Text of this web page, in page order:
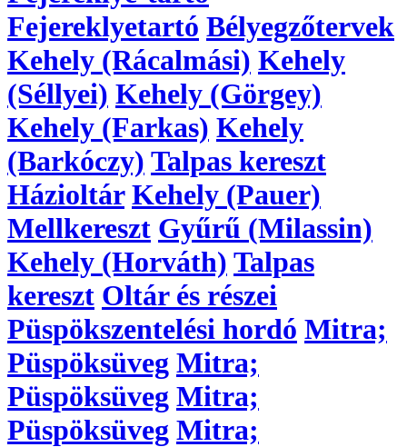
Fejereklyetartó Bélyegzőtervek
Kehely (Rácalmási) Kehely
(Séllyei) Kehely (Görgey)
Kehely (Farkas) Kehely
(Barkóczy) Talpas kereszt
Házioltár Kehely (Pauer)
Mellkereszt Gyűrű (Milassin)
Kehely (Horváth) Talpas
kereszt Oltár és részei
Püspökszentelési hordó Mitra;
Püspöksüveg Mitra;
Püspöksüveg Mitra;
Püspöksüveg Mitra;